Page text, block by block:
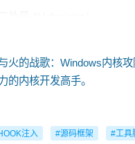
火的战歌：Windows内核
的内核开发高手。
注入 #源码框架 #工具